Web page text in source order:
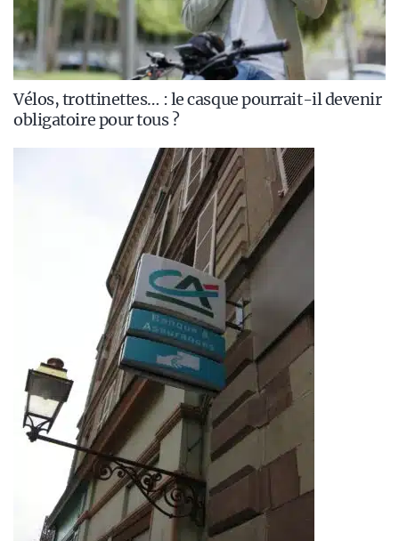
Vélos, trottinettes… : le casque pourrait-il devenir
obligatoire pour tous ?